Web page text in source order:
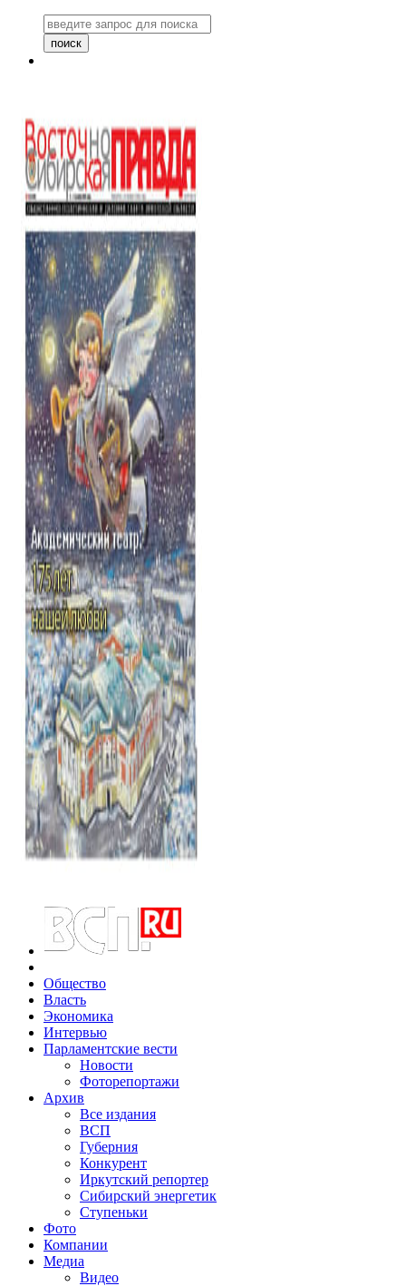
Общество
Власть
Экономика
Интервью
Парламентские вести
Новости
Фоторепортажи
Архив
Все издания
ВСП
Губерния
Конкурент
Иркутский репортер
Сибирский энергетик
Ступеньки
Фото
Компании
Медиа
Видео